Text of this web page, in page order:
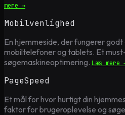
mere →
Mobilvenlighed
En hjemmeside, der fungerer
mobiltelefoner og tablets. Et
søgemaskineoptimering. Læs mere
PageSpeed
Et mål for hvor hurtigt din
faktor for brugeroplevelse og